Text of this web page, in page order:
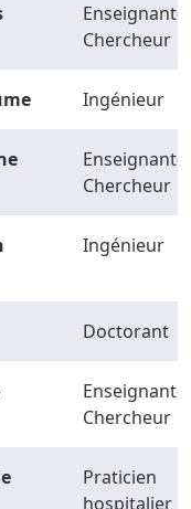
Enseignant-
Chercheur
Ingénieur
Enseignant-
Chercheur
Ingénieur
Doctorant
Enseignant-
Chercheur
Praticien
hospitalier